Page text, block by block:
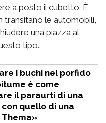
a posto il cubetto. È
le automobili,
una piazza al
tipo.
i buchi nel porfido
è come
il paraurti di una
con quello di una
Thema»